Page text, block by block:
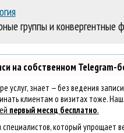
группы и конвергентные
на собственном Telegram-
услуг, знает — без ведения
клиентам о визитах тоже.
первый месяц бесплатно.
который упрощает